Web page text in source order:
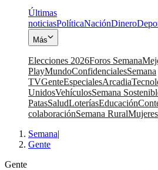
Últimas
noticiasPolíticaNaciónDinero
Más
Elecciones 2026Foros Semana
PlayMundoConfidencialesSemana
TVGenteEspecialesArcadia
UnidosVehículosSemana
PatasSaludLoteríasEducación
colaboraciónSemana RuralMujeres
Semana|
Gente
Gente